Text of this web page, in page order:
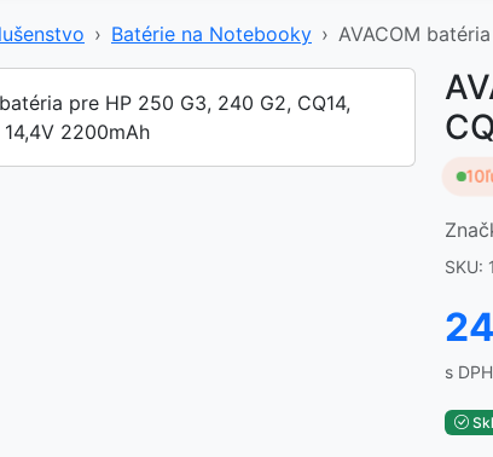
Batérie na Notebooky AVACOM
10
SKU:
s DPH